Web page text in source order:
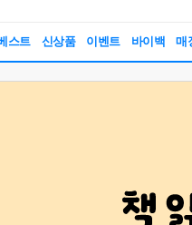
스트 신상품 이벤트 바이백 매